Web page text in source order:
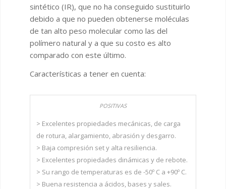
sintético (IR), que no ha conseguido sustituirlo
debido a que no pueden obtenerse moléculas
de tan alto peso molecular como las del
polímero natural y a que su costo es alto
comparado con este último.
Características a tener en cuenta:
> Excelentes propiedades mecánicas, de carga
de rotura, alargamiento, abrasión y desgarro.
> Baja compresión set y alta resiliencia.
> Excelentes propiedades dinámicas y de rebote.
> Su rango de temperaturas es de -50º C a +90º C.
> Buena resistencia a ácidos, bases y sales.